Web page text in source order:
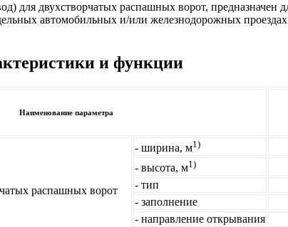
для двухстворчатых распашных ворот,
автомобильных и/или железнодорожных
и функции
Наименование параметра
распашных ворот
- ширина, м1)
- высота, м1)
- тип
- заполнение
- направление открывания